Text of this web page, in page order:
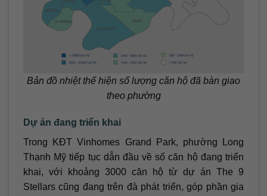
Bản đồ nhiệt thể hiện số lượng căn hộ đã bàn giao
theo phường
Dự án đang triển khai
Trong KĐT Vinhomes Grand Park, phường Long
Thạnh Mỹ tiếp tục dẫn đầu về số căn hộ đang triển
khai, với khoảng 3000 căn hộ từ dự án The 9
Stellars cũng đang trên đà phát triển, góp phần gia